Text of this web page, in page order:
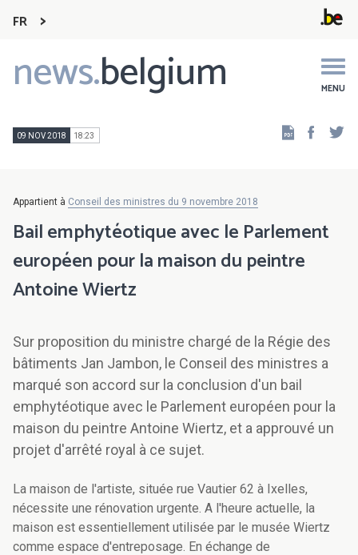
FR
news.belgium MENU
Main
navigation
09 NOV 2018 18:23
Appartient à Conseil des ministres du 9 novembre 2018
Bail emphytéotique avec le Parlement
européen pour la maison du peintre
Antoine Wiertz
Sur proposition du ministre chargé de la Régie des
bâtiments Jan Jambon, le Conseil des ministres a
marqué son accord sur la conclusion d'un bail
emphytéotique avec le Parlement européen pour la
maison du peintre Antoine Wiertz, et a approuvé un
projet d'arrêté royal à ce sujet.
La maison de l'artiste, située rue Vautier 62 à Ixelles,
nécessite une rénovation urgente. A l'heure actuelle, la
maison est essentiellement utilisée par le musée Wiertz
comme espace d'entreposage. En échange de